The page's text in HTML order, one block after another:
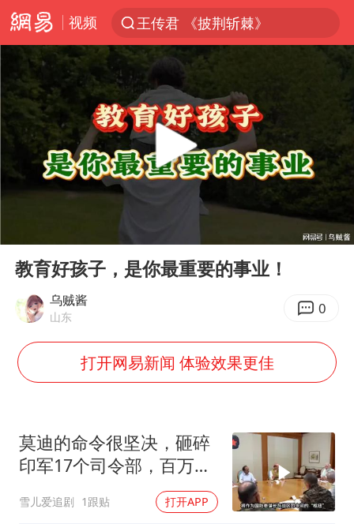
视频
王传君 《披荆斩棘》
夏日经济乘热而上 消费市场向新而行
浙江省甬江发生2026年第1号洪水
全球最大级别运输船通过长江大桥
上海全力守护市民“菜篮子”
暑期研学游升温 在旅途中增长知识
BLG经理辟谣Bin离队
以军士兵把枪口对准中国记者
云南一男子胃中取出180颗铁钉
Play
教育好孩子，是你最重要的事业！
乌贼酱
山东 0
打开网易新闻 体验效果更佳
莫迪的命令很坚决，砸碎
印军17个司令部，百万印
雪儿爱追剧 1跟贴 打开APP